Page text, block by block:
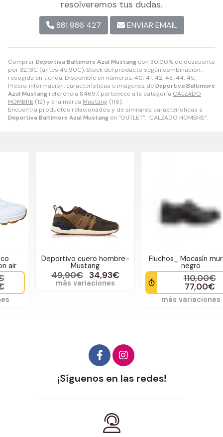
ComprarDeportiva Baltimore Azul Mustang con 30,00% de descuento
por32,13€ (antes 45,90€). Stock del producto según combinación,
recogida en tienda. Disponible en números: 40; 41; 42; 43; 44; 45.
Precio, información, características e imágenes deDeportiva Baltimore
Azul Mustang referencia 84697, pertenece a la categoría CALZADO
HOMBRE (12) y a la marca Mustang (116).
Encuentra productos relacionados y de similares características a
Deportiva Baltimore Azul Mustang en "OUTLET", "CALZADO HOMBRE".
resolveremos tus dudas.
881 986 427 ENVIAR EMAIL
Deportivo cuero hombre-
Mustang
49,90€ 34,93€
más variaciones
Fluchos_ Mocasín murray
110,00€
77,00€
más variaciones
¡Síguenos en las redes!